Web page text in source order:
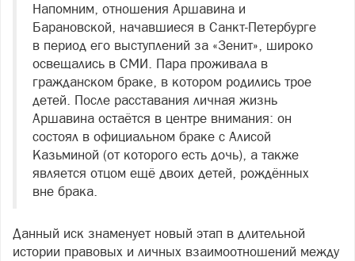
Напомним, отношения Аршавина и
Барановской, начавшиеся в Санкт-Петербурге
в период его выступлений за «Зенит», широко
освещались в СМИ. Пара проживала в
гражданском браке, в котором родились трое
детей. После расставания личная жизнь
Аршавина остаётся в центре внимания: он
состоял в официальном браке с Алисой
Казьминой (от которого есть дочь), а также
является отцом ещё двоих детей, рождённых
вне брака.
Данный иск знаменует новый этап в длительной
истории правовых и личных взаимоотношений между